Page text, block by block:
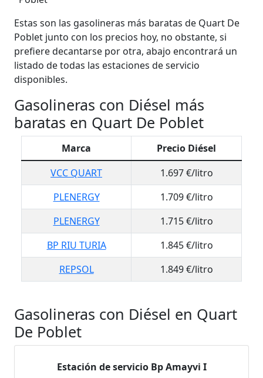
Estas son las gasolineras más baratas de Quart De
Poblet junto con los precios hoy, no obstante, si
prefiere decantarse por otra, abajo encontrará un
listado de todas las estaciones de servicio
disponibles.
Gasolineras con Diésel más
baratas en Quart De Poblet
Marca
Precio Diésel
VCC QUART
1.697 €/litro
PLENERGY
1.709 €/litro
PLENERGY
1.715 €/litro
BP RIU TURIA
1.845 €/litro
REPSOL
1.849 €/litro
Gasolineras con Diésel en Quart
De Poblet
Estación de servicio Bp Amayvi I